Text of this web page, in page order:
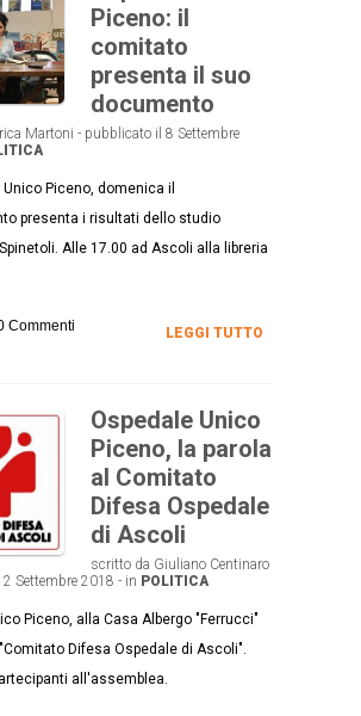
Piceno: il
comitato
presenta il suo
documento
Martoni - pubblicato il 8 Settembre
Piceno, domenica il
presenta i risultati dello studio
Alle 17.00 ad Ascoli alla libreria
Commenti LEGGI TUTTO
Ospedale Unico
Piceno, la parola
al Comitato
Difesa Ospedale
di Ascoli
scritto da Giuliano Centinaro
Settembre 2018 - in POLITICA
Piceno, alla Casa Albergo "Ferrucci"
Difesa Ospedale di Ascoli".
all'assemblea.